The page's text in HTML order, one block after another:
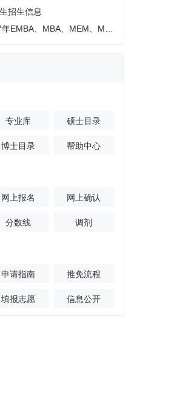
专业库 硕士目录
博士目录 帮助中心
网上报名 网上确认
分数线 调剂
申请指南 推免流程
填报志愿 信息公开